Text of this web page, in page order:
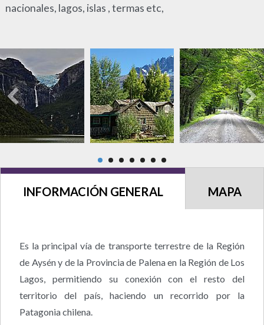
nacionales, lagos, islas , termas etc,
INFORMACIÓN GENERAL MAPA
Es la principal vía de transporte terrestre de la Región
de Aysén y de la Provincia de Palena en la Región de Los
Lagos, permitiendo su conexión con el resto del
territorio del país, haciendo un recorrido por la
Patagonia chilena.